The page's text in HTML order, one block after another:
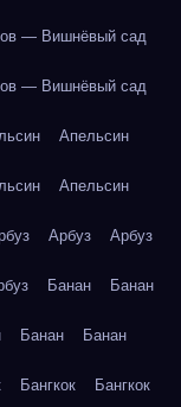
— Вишнёвый сад
— Вишнёвый сад
Апельсин
Апельсин
Арбуз Арбуз
Банан Банан
Банан Банан
Бангкок Бангкок